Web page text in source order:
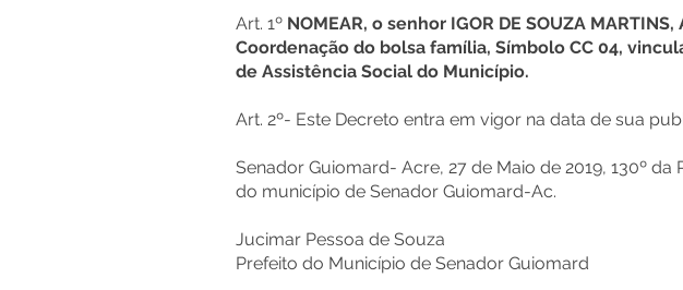
Art. 1º NOMEAR, o senhor IGOR DE SOUZA
Coordenação do bolsa família, Símbolo CC 04,
de Assistência Social do Município.
Art. 2º- Este Decreto entra em vigor na data de sua
Senador Guiomard- Acre, 27 de Maio de 2019, 130º
do município de Senador Guiomard-Ac.
Jucimar Pessoa de Souza
Prefeito do Município de Senador Guiomard